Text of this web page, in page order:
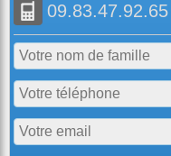
09.83.47.92.65